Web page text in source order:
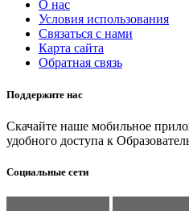
О нас
Условия использования
Связаться с нами
Карта сайта
Обратная связь
Поддержите нас
Скачайте наше мобильное
удобного доступа к
Социальные сети